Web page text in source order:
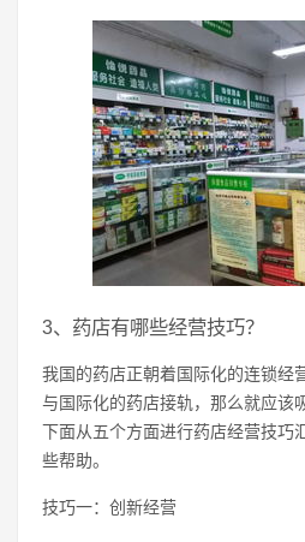
3、药店有哪些经营技巧？
我国的药店正朝着国际化的连锁经
与国际化的药店接轨，那么就应该
下面从五个方面进行药店经营技巧
些帮助。
技巧一：创新经营